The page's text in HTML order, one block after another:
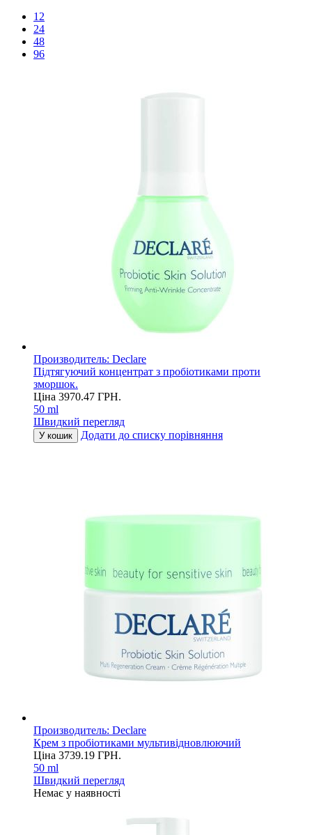
12
24
48
96
Производитель: Declare
Підтягуючий концентрат з пробіотиками проти
зморшок.
Ціна 3970.47 ГРН.
50 ml
Швидкий перегляд
У кошик Додати до списку порівняння
Производитель: Declare
Крем з пробіотиками мультивідновлюючий
Ціна 3739.19 ГРН.
50 ml
Швидкий перегляд
Немає у наявності